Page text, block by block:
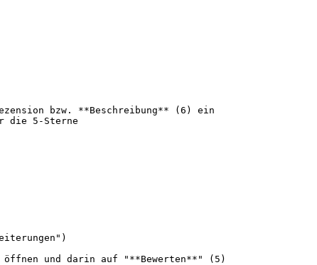
bzw. **Beschreibung** (6) ein
die 5-Sterne
öffnen und darin auf "**Bewerten**" (5)